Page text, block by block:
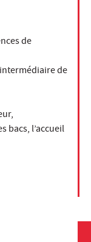
de
de
bacs, l’accueil